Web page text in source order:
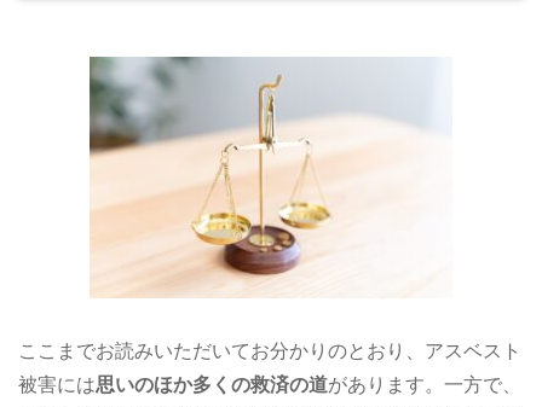
ここまでお読みいただいてお分かりのとおり、アスベスト
被害には思いのほか多くの救済の道があります。一方で、